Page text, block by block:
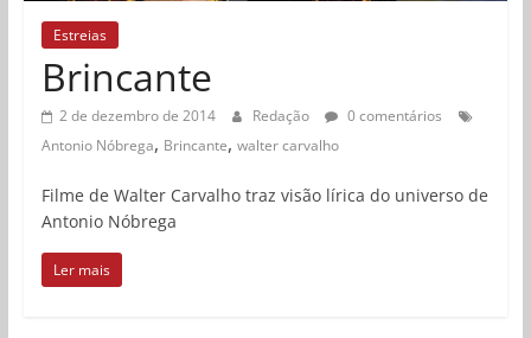
Estreias
Brincante
2 de dezembro de 2014 Redação
0 comentários
Antonio Nóbrega, Brincante, walter carvalho
Filme de Walter Carvalho traz visão lírica do universo de
Antonio Nóbrega
Ler mais